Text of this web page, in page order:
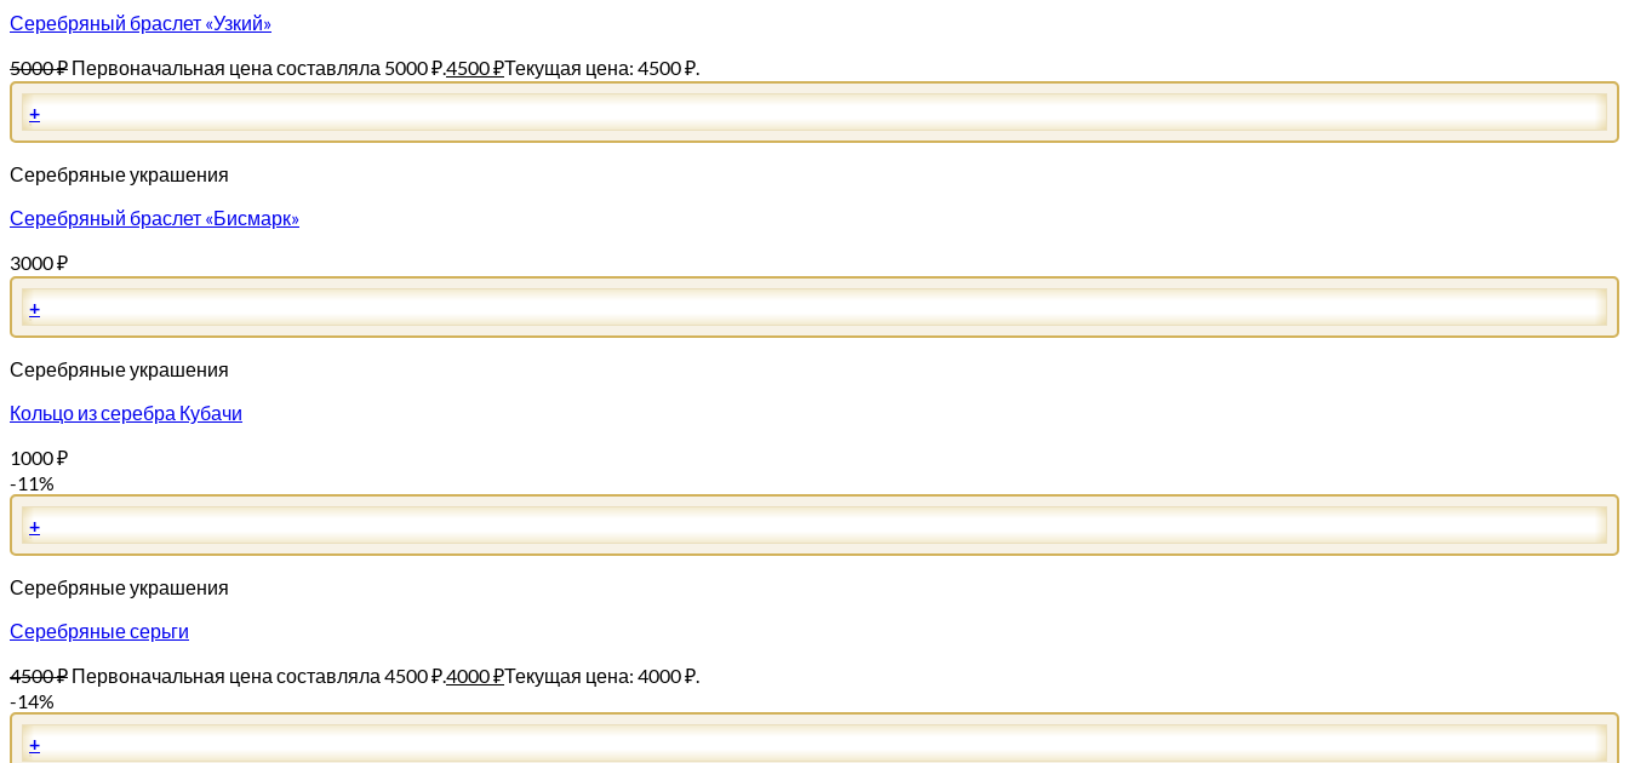
Серебряный браслет «Узкий»
5000₽ Первоначальная цена составляла 5000 ₽.4500₽Текущая цена: 4500 ₽.
+
Серебряные украшения
Серебряный браслет «Бисмарк»
3000₽
+
Серебряные украшения
Кольцо из серебра Кубачи
1000₽
-11%
+
Серебряные украшения
Серебряные серьги
4500₽ Первоначальная цена составляла 4500 ₽.4000₽Текущая цена: 4000 ₽.
-14%
+